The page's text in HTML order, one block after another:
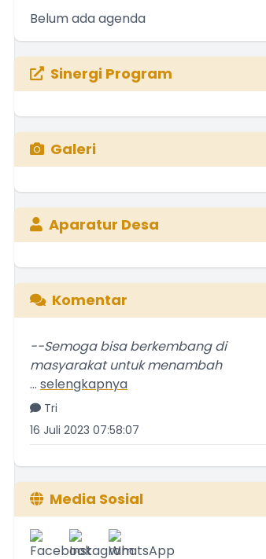
Belum ada agenda
Sinergi Program
Galeri
Aparatur Desa
Komentar
--Semoga bisa berkembang di
selengkapnya
Tri
16 Juli 2023 07:58:07
Bagus
...selengkapnya
22 Januari 2022 01:08:01
Bagus
...selengkapnya
Media Sosial